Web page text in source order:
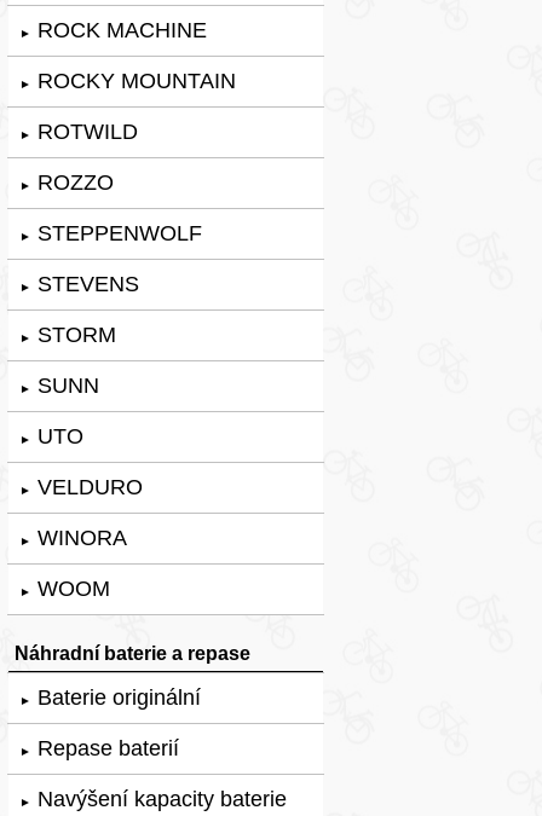
► ROCK MACHINE
► ROCKY MOUNTAIN
► ROTWILD
► ROZZO
► STEPPENWOLF
► STEVENS
► STORM
► SUNN
► UTO
► VELDURO
► WINORA
► WOOM
Náhradní baterie a repase
► Baterie originální
► Repase baterií
► Navýšení kapacity baterie